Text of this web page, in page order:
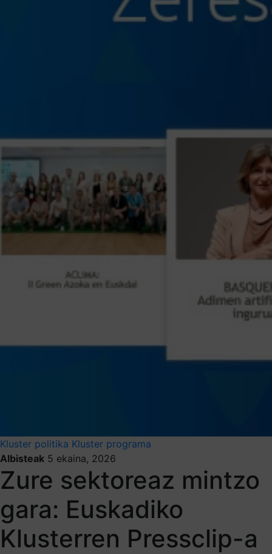
Kluster politika Kluster programa
Albisteak 5 ekaina, 2026
Zure sektoreaz mintzo
gara: Euskadiko
Klusterren Pressclip-a